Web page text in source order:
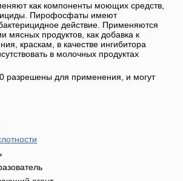
как компоненты моющих средств,
Пирофосфаты имеют
действие. Применяются
мясных продуктов, как добавка к
краскам, в качестве ингибитора
в молочных продуктах
разрешены для применения, и могут